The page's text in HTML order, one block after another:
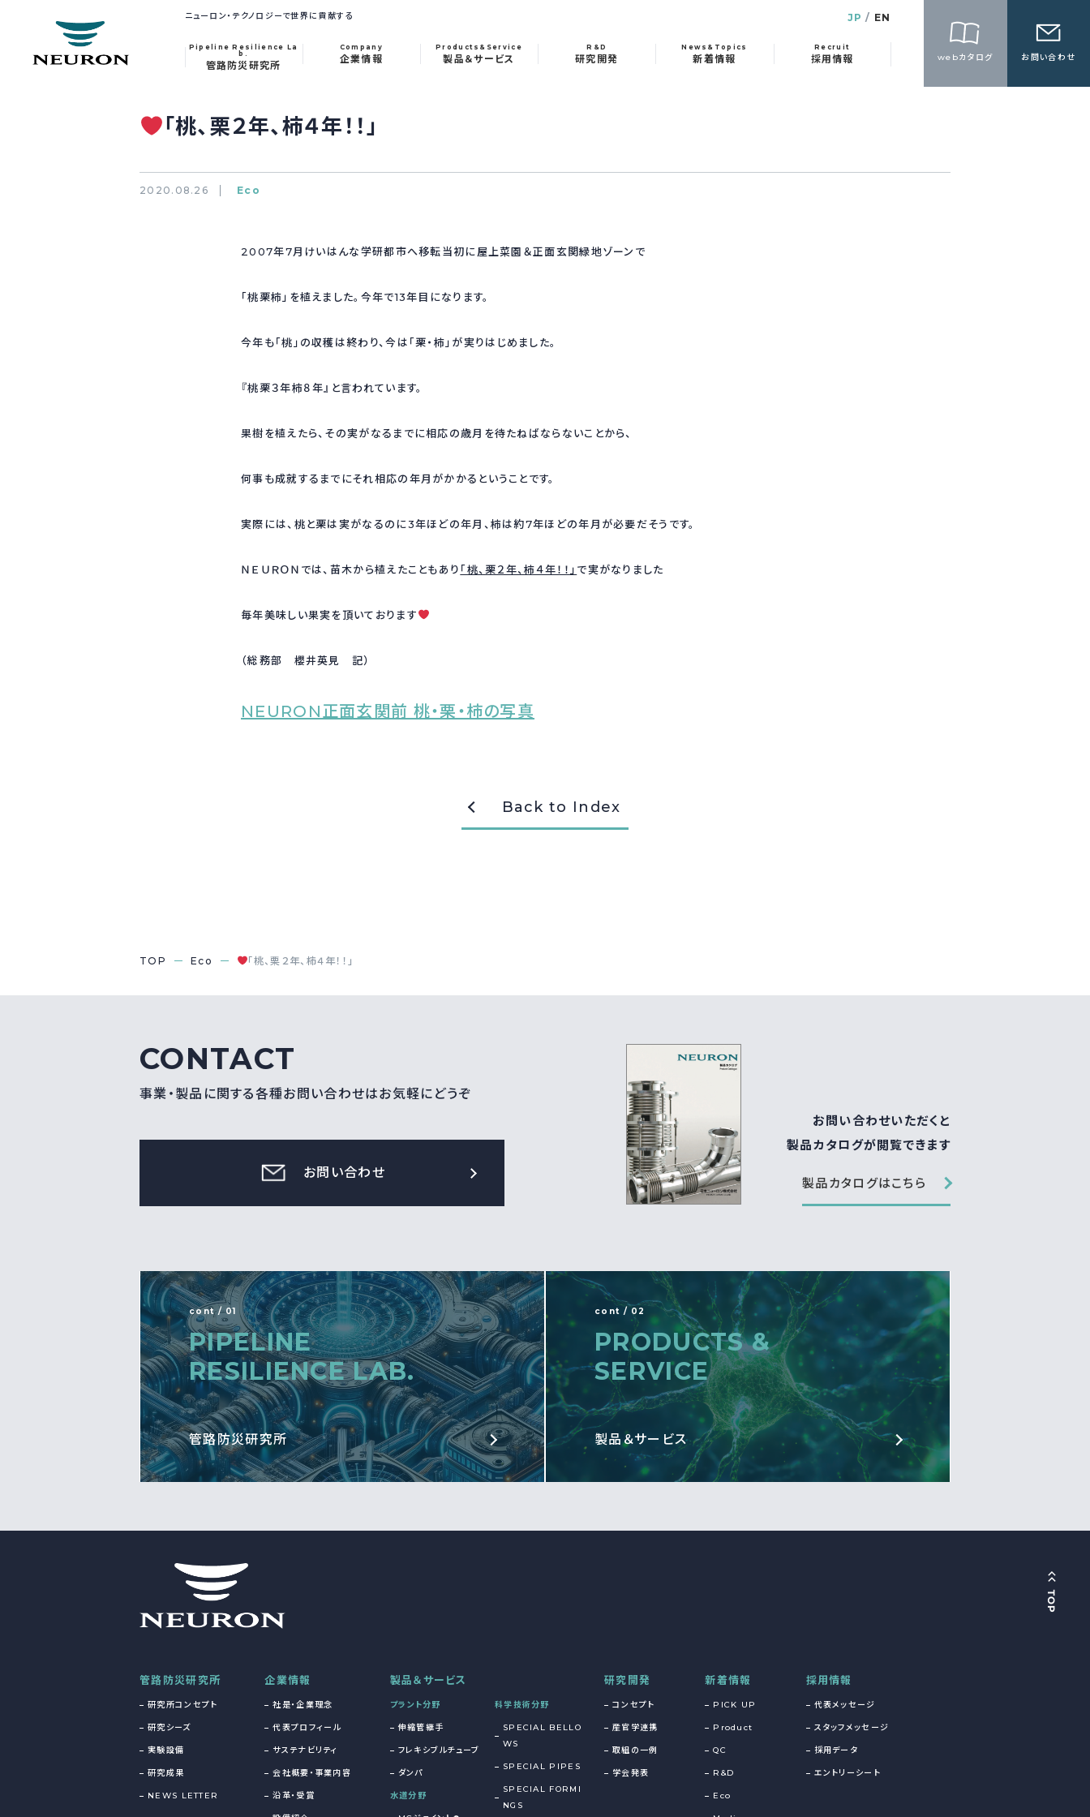
ニューロン・テクノロジーで世界に貢献する JP EN
Pipeline Resilience La
b.
管路防災研究所
Company
企業情報
Products&Service
製品＆サービス
R&D
研究開発
News&Topics
新着情報
Recruit
採用情報 webカタログ お問い合わせ
「桃、栗２年、柿４年！！」
2020.08.26 Eco
2007年7月けいはんな学研都市へ移転当初に屋上菜園＆正面玄関緑地ゾーンで
「桃栗柿」を植えました。今年で13年目になります。
今年も「桃」の収穫は終わり、今は「栗・柿」が実りはじめました。
『桃栗３年柿８年』と言われています。
果樹を植えたら、その実がなるまでに相応の歳月を待たねばならないことから、
何事も成就するまでにそれ相応の年月がかかるということです。
実際には、桃と栗は実がなるのに3年ほどの年月、柿は約7年ほどの年月が必要だそうです。
ＮＥＵＲＯＮでは、苗木から植えたこともあり 「桃、栗２年、柿４年！！」 で実がなりました
毎年美味しい果実を頂いております
（総務部 櫻井英見 記）
NEURON正面玄関前 桃・栗・柿の写真
Back to Index
TOP Eco 「桃、栗２年、柿４年！！」
CONTACT
事業・製品に関する各種お問い合わせはお気軽にどうぞ
お問い合わせ
お問い合わせいただくと
製品カタログが閲覧できます
製品カタログはこちら
cont / 01
PIPELINE
RESILIENCE LAB.
管路防災研究所
cont / 02
PRODUCTS &
SERVICE
製品＆サービス
管路防災研究所
研究所コンセプト
研究シーズ
実験設備
研究成果
NEWS LETTER
企業情報
社是・企業理念
代表プロフィール
サステナビリティ
会社概要・事業内容
沿革・受賞
製品＆サービス
プラント分野
伸縮管継手
フレキシブルチューブ
ダンパ
水道分野
科学技術分野
SPECIAL BELLO
WS
SPECIAL PIPES
SPECIAL FORMI
NGS
研究開発
コンセプト
産官学連携
取組の一例
学会発表
新着情報
PICK UP
Product
QC
R&D
Eco
採用情報
代表メッセージ
スタッフメッセージ
採用データ
エントリーシート